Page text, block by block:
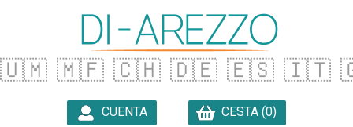
🇺🇲 🇲🇫 🇨🇭 🇩🇪 🇪🇸 🇮🇹
CUENTA CESTA (0)